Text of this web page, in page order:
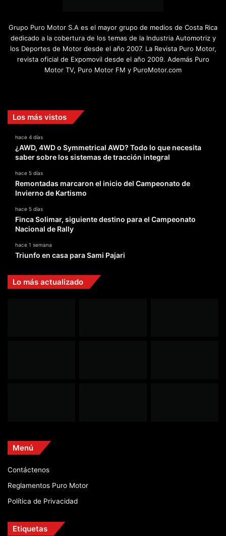
Grupo Puro Motor S.A es el mayor grupo de medios de Costa Rica
dedicado a la cobertura de los temas de la Industria Automotriz y
los Deportes de Motor desde el año 2007. La Revista Puro Motor,
revista oficial de Expomovil desde el año 2009. Además Puro
Motor TV, Puro Motor FM y PuroMotor.com
Los más vistos
hace 4 días
¿AWD, 4WD o Symmetrical AWD? Todo lo que necesita
saber sobre los sistemas de tracción integral
hace 5 días
Remontadas marcaron el inicio del Campeonato de
Invierno de Kartismo
hace 5 días
Finca Solimar, siguiente destino para el Campeonato
Nacional de Rally
hace 1 semana
Triunfo en casa para Sami Pajari
Lo más actualizado
Menú
Contáctenos
Reglamentos Puro Motor
Política de Privacidad
Etiquetas